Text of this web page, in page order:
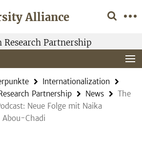
Alliance
Partnership
Internationalization
Partnership
News
The
Neue Folge mit Naika
Abou-Chadi